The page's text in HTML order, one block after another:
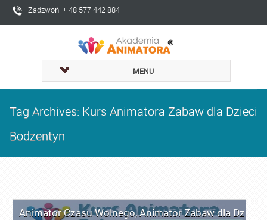
Zadzwoń + 48 577 442 884
MENU
Tag Archives: Kurs Animatora Zabaw dla Dzieci
Bodzentyn
Animator Czasu Wolnego,Animator Zabaw dla Dzieci